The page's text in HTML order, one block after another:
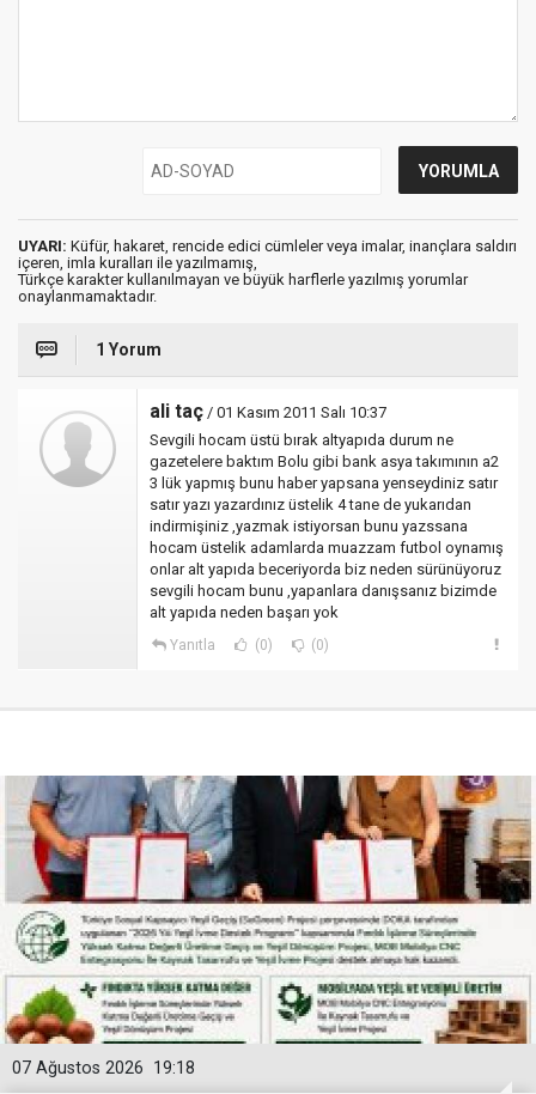
UYARI: Küfür, hakaret, rencide edici cümleler veya imalar, inançlara saldırı
içeren, imla kuralları ile yazılmamış,
Türkçe karakter kullanılmayan ve büyük harflerle yazılmış yorumlar
onaylanmamaktadır.
1 Yorum
ali taç / 01 Kasım 2011 Salı 10:37
Sevgili hocam üstü bırak altyapıda durum ne
gazetelere baktım Bolu gibi bank asya takımının a2
3 lük yapmış bunu haber yapsana yenseydiniz satır
satır yazı yazardınız üstelik 4 tane de yukarıdan
indirmişiniz ,yazmak istiyorsan bunu yazssana
hocam üstelik adamlarda muazzam futbol oynamış
onlar alt yapıda beceriyorda biz neden sürünüyoruz
sevgili hocam bunu ,yapanlara danışsanız bizimde
alt yapıda neden başarı yok
Yanıtla (0) (0)
19:18
07 Ağustos 2026